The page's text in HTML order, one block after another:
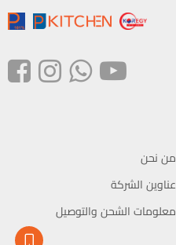
من نحن
عناوين الشركة
معلومات الشحن والتوصيل